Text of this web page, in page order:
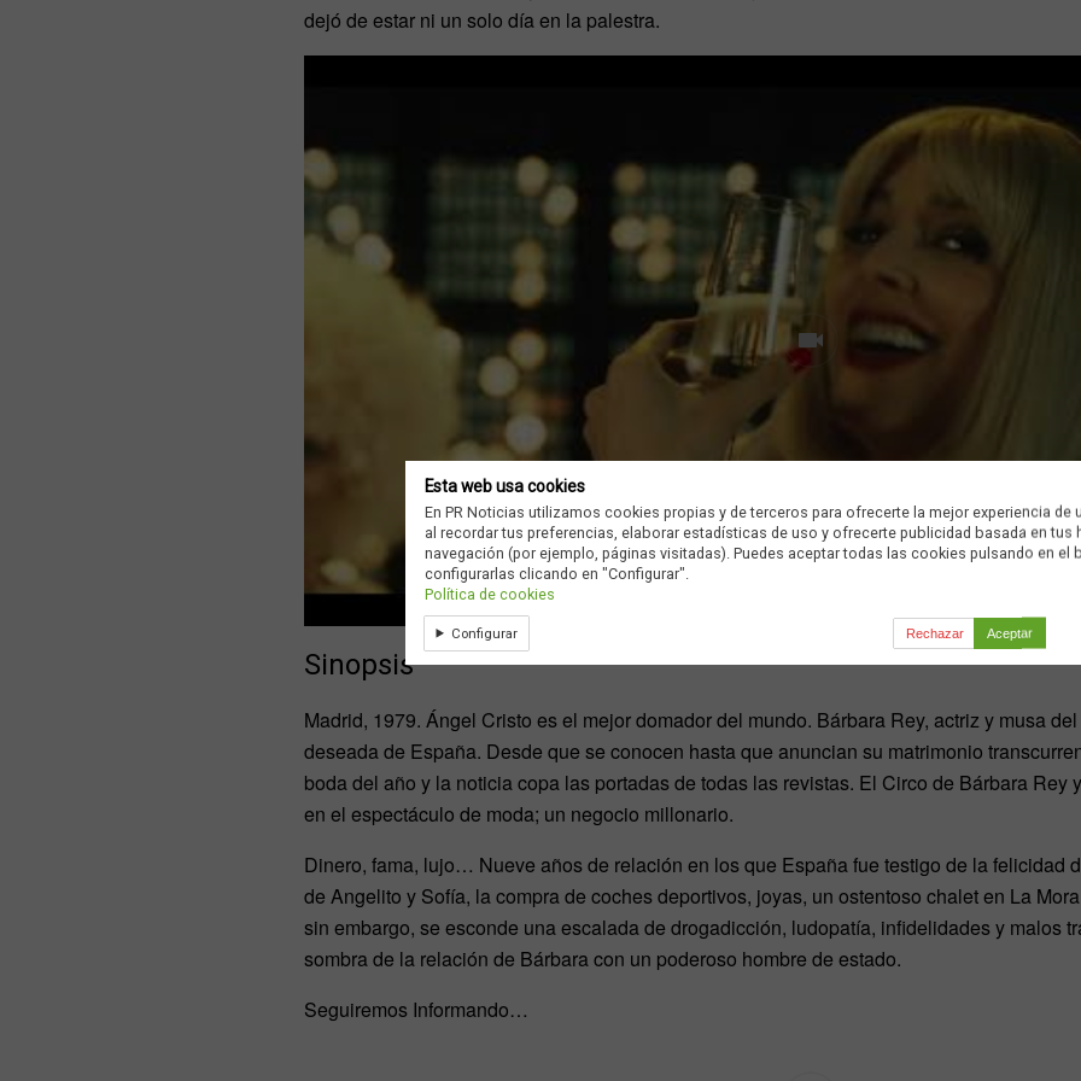
dejó de estar ni un solo día en la palestra.
Sinopsis
Madrid, 1979. Ángel Cristo es el mejor domador del mundo. Bárbara Rey, actriz y musa
deseada de España. Desde que se conocen hasta que anuncian su matrimonio
boda del año y la noticia copa las portadas de todas las revistas. El Circo de Bárbara Rey
en el espectáculo de moda; un negocio millonario.
Dinero, fama, lujo… Nueve años de relación en los que España fue testigo de la felicidad
de Angelito y Sofía, la compra de coches deportivos, joyas, un ostentoso chalet en La
sin embargo, se esconde una escalada de drogadicción, ludopatía, infidelidades y malos
sombra de la relación de Bárbara con un poderoso hombre de estado.
Seguiremos Informando…
Esta web usa cookies
En PR Noticias utilizamos cookies propias y de terceros para ofrecerte la mejor experiencia de
al recordar tus preferencias, elaborar estadísticas de uso y ofrecerte publicidad basada en tus
navegación (por ejemplo, páginas visitadas). Puedes aceptar todas las cookies pulsando en el
configurarlas clicando en "Configurar".
Política de cookies
Configurar Rechazar Aceptar